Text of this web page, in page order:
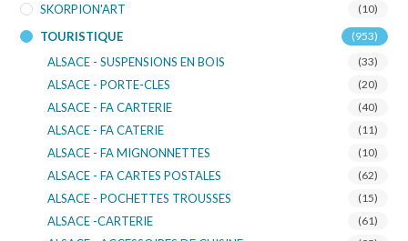
SKORPION'ART (10)
TOURISTIQUE (953)
ALSACE - SUSPENSIONS EN BOIS (33)
ALSACE - PORTE-CLES (20)
ALSACE - FA CARTERIE (40)
ALSACE - FA CATERIE (11)
ALSACE - FA MIGNONNETTES (10)
ALSACE - FA CARTES POSTALES (62)
ALSACE - POCHETTES TROUSSES (15)
ALSACE -CARTERIE (61)